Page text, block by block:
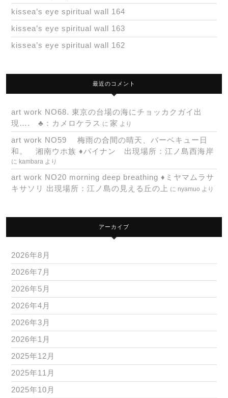
kissea’s eye spiritual wall 164
kissea’s eye spiritual wall 163
kissea’s eye spiritual wall 162
最近のコメント
art work NO68. 東京の台場の海にチョッカクガイ出
現…. ♣：カメロケラス に 家 より
art work NO59 梅雨の合間の晴天、バーベキュー日
和。 湘南ウホ族 ♦パイナン 出現場所：江ノ島西海岸
に kambara より
art work NO20 morning deep breathing ♦ミヤマムラサ
キサソリ 出現場所：江ノ島の見える丘の上 に nyamuo より
アーカイブ
2026年8月
2026年7月
2026年5月
2026年4月
2026年3月
2026年1月
2025年12月
2025年11月
2025年10月